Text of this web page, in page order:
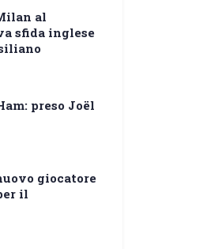
al
sfida inglese
preso Joël
giocatore
il